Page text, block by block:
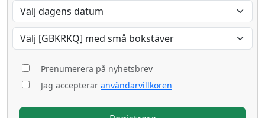
Prenumerera på nyhetsbrev
Jag accepterar användarvillkoren